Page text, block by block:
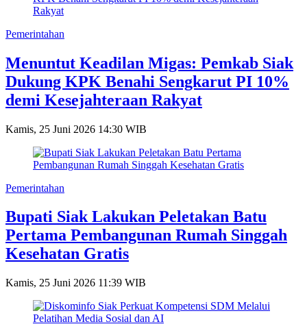
Pemerintahan
Menuntut Keadilan Migas: Pemkab Siak
Dukung KPK Benahi Sengkarut PI 10%
demi Kesejahteraan Rakyat
Kamis, 25 Juni 2026 14:30 WIB
Pemerintahan
Bupati Siak Lakukan Peletakan Batu
Pertama Pembangunan Rumah Singgah
Kesehatan Gratis
Kamis, 25 Juni 2026 11:39 WIB